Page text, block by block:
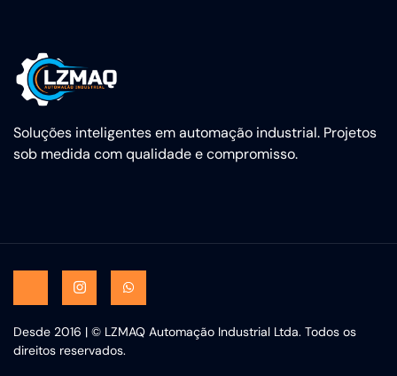
Soluções inteligentes em automação industrial. Projetos
sob medida com qualidade e compromisso.
Desde 2016 | © LZMAQ Automação Industrial Ltda. Todos os
direitos reservados.